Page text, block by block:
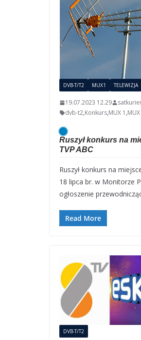
DVB-T/T2 MUX1 TELEWIZJA
19.07.2023 12.29
dvb-t2,Konkurs,MUX 1 ,
Ruszył konkurs na
TVP ABC
Ruszył konkurs na
18 lipca br. w Monitorze
ogłoszenie
Read More
DVB-T/T2